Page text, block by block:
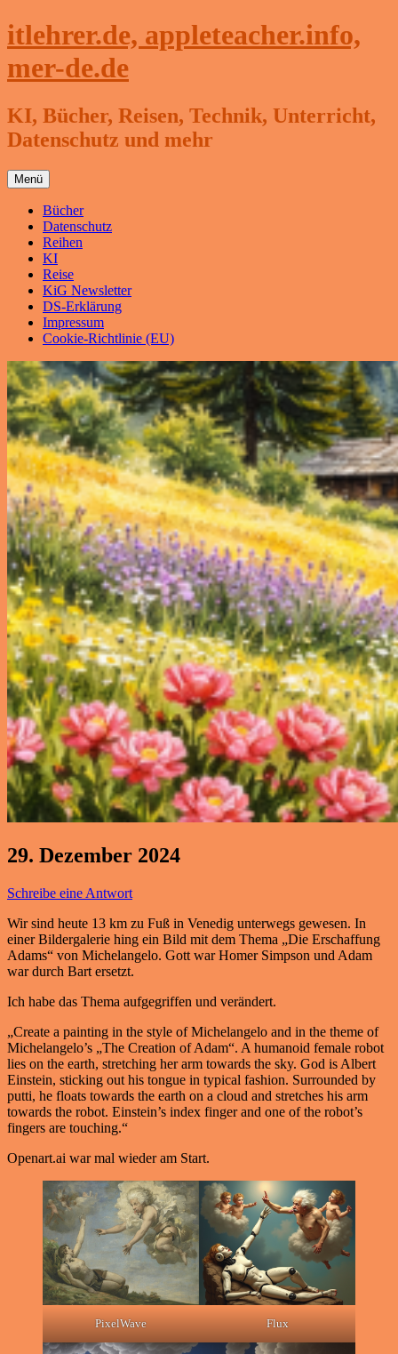
Zum
Inhalt
itlehrer.de, appleteacher.info,
mer-de.de
KI, Bücher, Reisen, Technik, Unterricht,
Datenschutz und mehr
Menü
Bücher
Datenschutz
Reihen
KI
Reise
KiG Newsletter
DS-Erklärung
Impressum
Cookie-Richtlinie (EU)
29. Dezember 2024
Schreibe eine Antwort
Wir sind heute 13 km zu Fuß in Venedig unterwegs gewesen. In
einer Bildergalerie hing ein Bild mit dem Thema „Die Erschaffung
Adams“ von Michelangelo. Gott war Homer Simpson und Adam
war durch Bart ersetzt.
Ich habe das Thema aufgegriffen und verändert.
„Create a painting in the style of Michelangelo and in the theme of
Michelangelo’s „The Creation of Adam“. A humanoid female robot
lies on the earth, stretching her arm towards the sky. God is Albert
Einstein, sticking out his tongue in typical fashion. Surrounded by
putti, he floats towards the earth on a cloud and stretches his arm
towards the robot. Einstein’s index finger and one of the robot’s
fingers are touching.“
Openart.ai war mal wieder am Start.
PixelWave Flux